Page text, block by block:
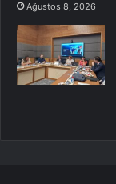
Ağustos 8, 2026